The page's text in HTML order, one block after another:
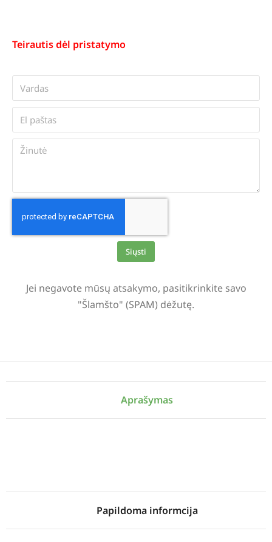
Teirautis dėl pristatymo
Siųsti
Jei negavote mūsų atsakymo, pasitikrinkite savo
"Šlamšto" (SPAM) dėžutę.
Aprašymas
Papildoma informcija